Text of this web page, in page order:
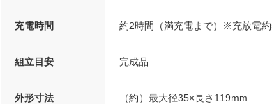
充電時間 約2時間（満充電まで）※充放電
組立目安 完成品
外形寸法 （約）最大径35×長さ119mm